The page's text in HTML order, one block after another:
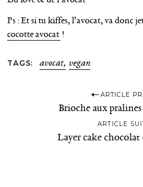
Ps : Et si tu kiffes, l’avocat, va donc
cocotte avocat !
TAGS avocat vegan
ARTICLE
Brioche aux pralines
ARTICLE
Layer cake chocolat